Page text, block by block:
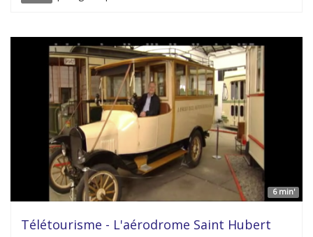
6 min'
Télétourisme - L'aérodrome Saint Hubert